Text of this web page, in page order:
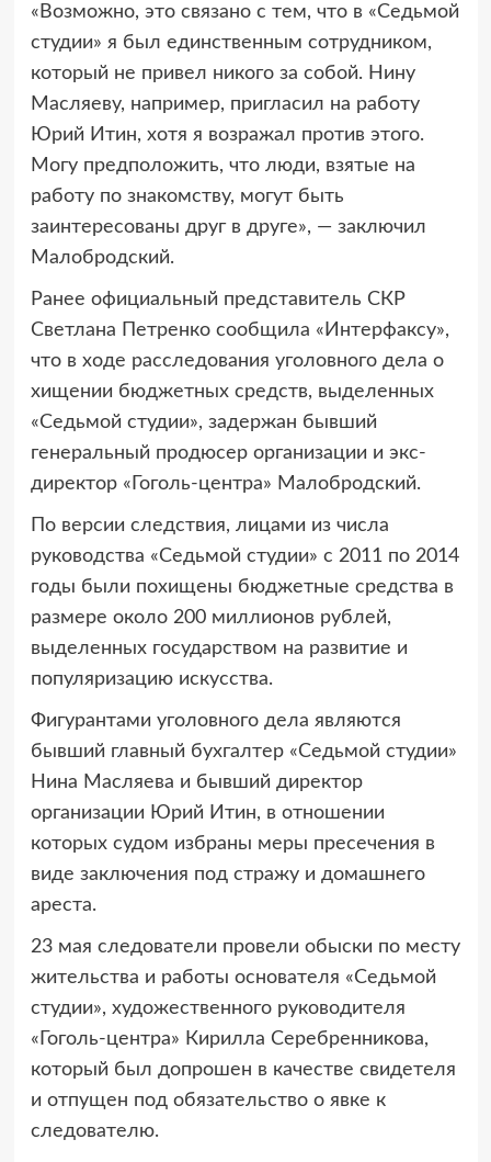
«Возможно, это связано с тем, что в «Седьмой
студии» я был единственным сотрудником,
который не привел никого за собой. Нину
Масляеву, например, пригласил на работу
Юрий Итин, хотя я возражал против этого.
Могу предположить, что люди, взятые на
работу по знакомству, могут быть
заинтересованы друг в друге», — заключил
Малобродский.
Ранее официальный представитель СКР
Светлана Петренко сообщила «Интерфаксу»,
что в ходе расследования уголовного дела о
хищении бюджетных средств, выделенных
«Седьмой студии», задержан бывший
генеральный продюсер организации и экс-
директор «Гоголь-центра» Малобродский.
По версии следствия, лицами из числа
руководства «Седьмой студии» с 2011 по 2014
годы были похищены бюджетные средства в
размере около 200 миллионов рублей,
выделенных государством на развитие и
популяризацию искусства.
Фигурантами уголовного дела являются
бывший главный бухгалтер «Седьмой студии»
Нина Масляева и бывший директор
организации Юрий Итин, в отношении
которых судом избраны меры пресечения в
виде заключения под стражу и домашнего
ареста.
23 мая следователи провели обыски по месту
жительства и работы основателя «Седьмой
студии», художественного руководителя
«Гоголь-центра» Кирилла Серебренникова,
который был допрошен в качестве свидетеля
и отпущен под обязательство о явке к
следователю.